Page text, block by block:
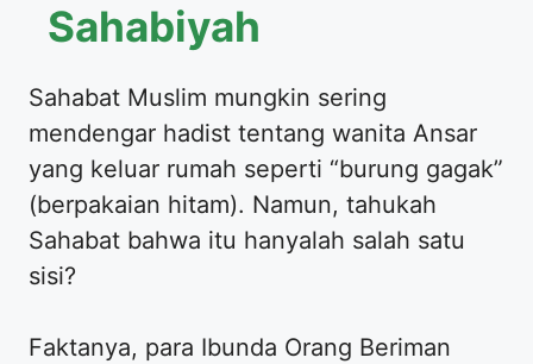
Sahabiyah
​Sahabat Muslim mungkin sering
mendengar hadist tentang wanita Ansar
yang keluar rumah seperti “burung gagak”
(berpakaian hitam). Namun, tahukah
Sahabat bahwa itu hanyalah salah satu
sisi?
​Faktanya, para Ibunda Orang Beriman